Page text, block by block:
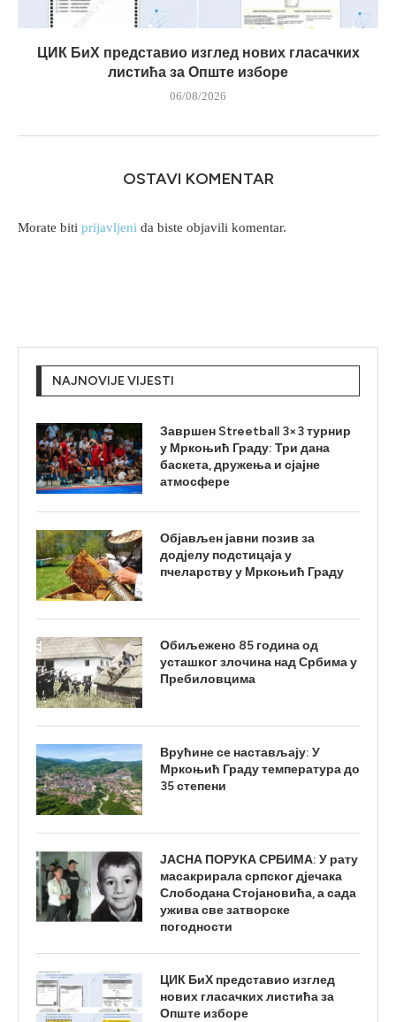
ЦИК БиХ представио изглед нових гласачких
листића за Опште изборе
06/08/2026
OSTAVI KOMENTAR
Morate biti prijavljeni da biste objavili komentar.
NAJNOVIJE VIJESTI
Завршен Streetball 3×3 турнир
у Мркоњић Граду: Три дана
баскета, дружења и сјајне
атмосфере
Објављен јавни позив за
додјелу подстицаја у
пчеларству у Мркоњић Граду
Обиљежено 85 година од
усташког злочина над Србима у
Пребиловцима
Врућине се настављају: У
Мркоњић Граду температура до
35 степени
ЈАСНА ПОРУКА СРБИМА: У рату
масакрирала српског дјечака
Слободана Стојановића, а сада
ужива све затворске
погодности
ЦИК БиХ представио изглед
нових гласачких листића за
Опште изборе